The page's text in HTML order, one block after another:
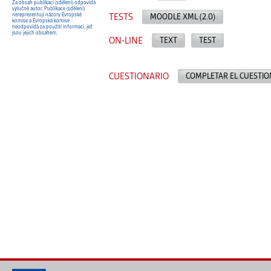
Za obsah publikací (sdělení) odpovídá
výlučně autor. Publikace (sdělení)
nereprezentují názory Evropské
komise a Evropská komise
neodpovídá za použití informací, jež
jsou jejich obsahem.
TESTS MOODLE XML (2.0)
ON-LINE TEXT TEST
CUESTIONARIO COMPLETAR EL